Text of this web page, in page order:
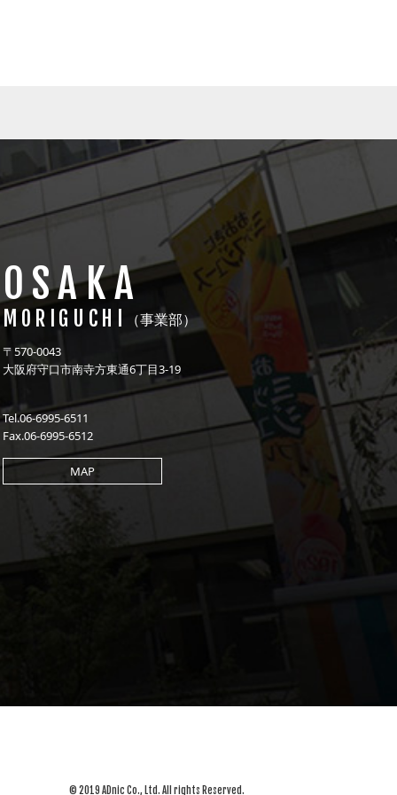
OSAKA
MORIGUCHI （事業部）
〒570-0043
大阪府守口市南寺方東通6丁目3-19
Tel.06-6995-6511
Fax.06-6995-6512
MAP
© 2019 ADnic Co., Ltd. All rights Reserved.